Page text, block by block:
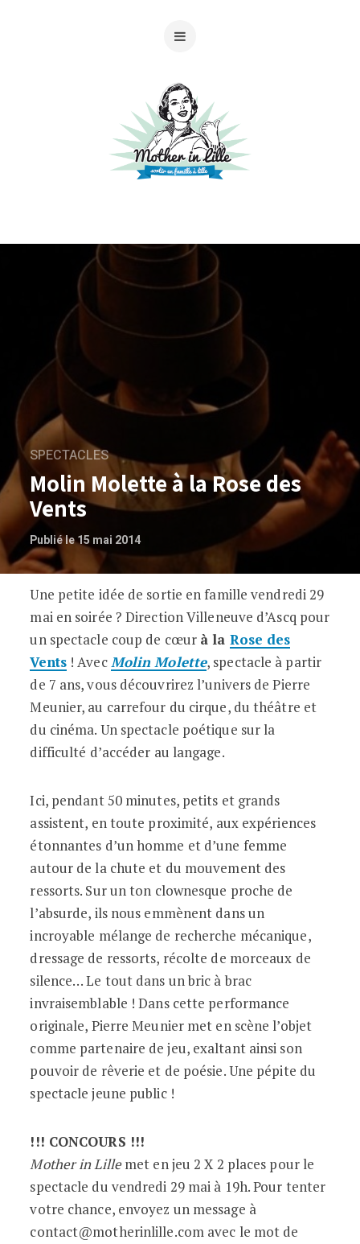
SPECTACLES
Molin Molette à la Rose des
Vents
Publié le 15 mai 2014
Molin Molette à la Rose des Vents
Une petite idée de sortie en famille vendredi 29
mai en soirée ? Direction Villeneuve d’Ascq pour
un spectacle coup de cœur à la Rose des
Vents! AvecMolin Molette, spectacle à partir
de 7 ans, vous découvrirez l’univers de Pierre
Meunier, au carrefour du cirque, du théâtre et
du cinéma. Un spectacle poétique sur la
difficulté d’accéder au langage.
Ici, pendant 50 minutes, petits et grands
assistent, en toute proximité, aux expériences
étonnantes d’un homme et d’une femme
autour de la chute et du mouvement des
ressorts. Sur un ton clownesque proche de
l’absurde, ils nous emmènent dans un
incroyable mélange de recherche mécanique,
dressage de ressorts, récolte de morceaux de
silence… Le tout dans un bric à brac
invraisemblable ! Dans cette performance
originale, Pierre Meunier met en scène l’objet
comme partenaire de jeu, exaltant ainsi son
pouvoir de rêverie et de poésie. Une pépite du
spectacle jeune public !
!!! CONCOURS !!!
Mother in Lillemet en jeu 2 X 2 places pour le
spectacle du vendredi 29 mai à 19h. Pour tenter
votre chance, envoyez un message à
contact@motherinlille.com avec le mot de